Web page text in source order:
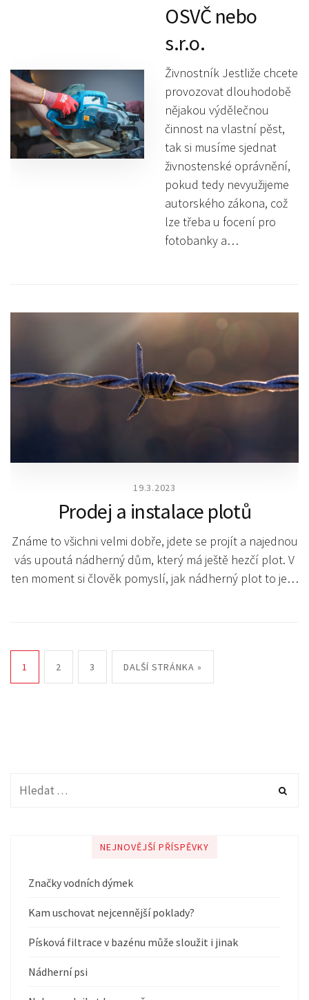
OSVČ nebo
s.r.o.
Živnostník Jestliže chcete
provozovat dlouhodobě
nějakou výdělečnou
činnost na vlastní pěst,
tak si musíme sjednat
živnostenské oprávnění,
pokud tedy nevyužijeme
autorského zákona, což
lze třeba u focení pro
fotobanky a…
19.3.2023
Prodej a instalace plotů
Známe to všichni velmi dobře, jdete se projít a najednou
vás upoutá nádherný dům, který má ještě hezčí plot. V
ten moment si člověk pomyslí, jak nádherný plot to je…
1 2 3 DALŠÍ STRÁNKA »
NEJNOVĚJŠÍ PŘÍSPĚVKY
Značky vodních dýmek
Kam uschovat nejcennější poklady?
Písková filtrace v bazénu může sloužit i jinak
Nádherní psi